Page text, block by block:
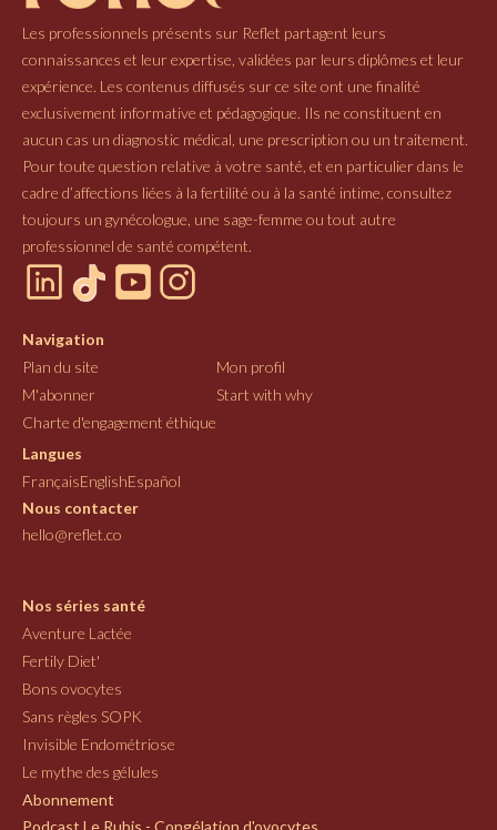
Les professionnels présents sur Reflet partagent leurs
connaissances et leur expertise, validées par leurs diplômes et leur
expérience. Les contenus diffusés sur ce site ont une finalité
exclusivement informative et pédagogique. Ils ne constituent en
aucun cas un diagnostic médical, une prescription ou un traitement.
Pour toute question relative à votre santé, et en particulier dans le
cadre d’affections liées à la fertilité ou à la santé intime, consultez
toujours un gynécologue, une sage-femme ou tout autre
professionnel de santé compétent.
Navigation
Plan du site
Mon profil
M'abonner
Start with why
Charte d'engagement éthique
Langues
FrançaisEnglishEspañol
Nous contacter
hello@reflet.co
Nos séries santé
Aventure Lactée
Fertily Diet'
Bons ovocytes
Sans règles SOPK
Invisible Endométriose
Le mythe des gélules
Abonnement
Podcast Le Rubis - Congélation d'ovocytes